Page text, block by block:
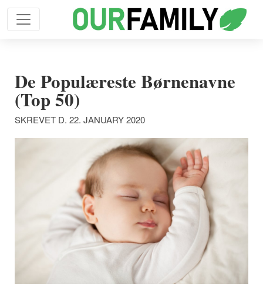
De Populæreste Børnenavne
(Top 50)
SKREVET D. 22. JANUARY 2020